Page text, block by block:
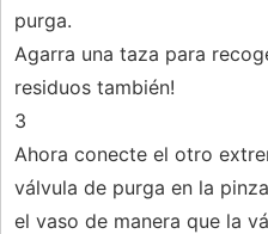
purga.
Agarra una taza para
residuos también!
3
Ahora conecte el otro
válvula de purga en la
el vaso de manera que la